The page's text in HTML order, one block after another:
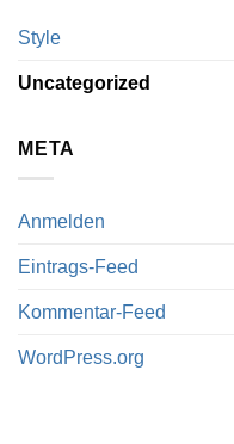
Style
Uncategorized
META
Anmelden
Eintrags-Feed
Kommentar-Feed
WordPress.org